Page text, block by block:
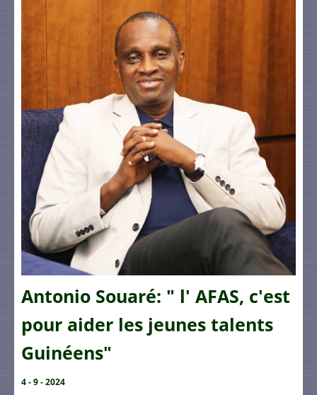
Antonio Souaré: " l' AFAS, c'est
pour aider les jeunes talents
Guinéens"
4 - 9 - 2024